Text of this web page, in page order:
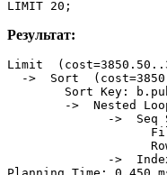
Результат:
Limit
->  Sort
Sort Key:
->  Nested
->  Seq
->